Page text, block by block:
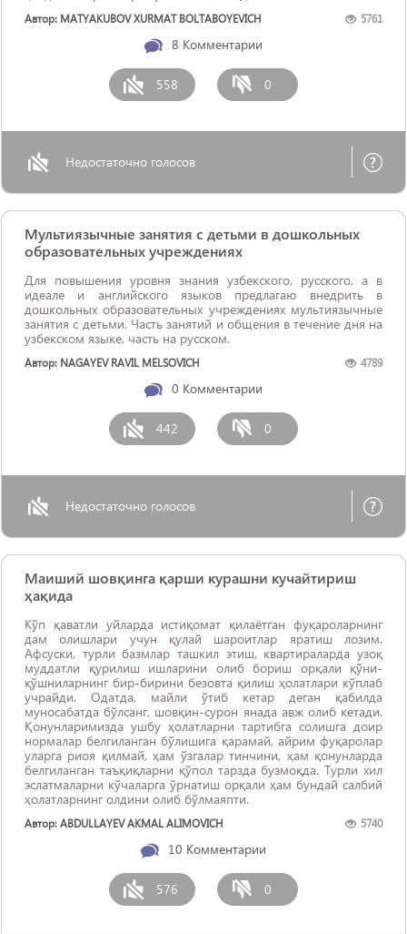
Автор: MATYAKUBOV XURMAT BOLTABOYEVICH 5761
8 Комментарии
558 0
Недостаточно голосов
Мультиязычные занятия с детьми в дошкольных
образовательных учреждениях
Для повышения уровня знания узбекского, русского, а в
идеале и английского языков предлагаю внедрить в
дошкольных образовательных учреждениях мультиязычные
занятия с детьми. Часть занятий и общения в течение дня на
узбекском языке, часть на русском.
Автор: NAGAYEV RAVIL MELSOVICH 4789
0 Комментарии
442 0
Недостаточно голосов
Маиший шовқинга қарши курашни кучайтириш
ҳақида
Кўп қаватли уйларда истиқомат қилаётган фуқароларнинг
дам олишлари учун қулай шароитлар яратиш лозим.
Афсуски, турли базмлар ташкил этиш, квартираларда узоқ
муддатли қурилиш ишларини олиб бориш орқали қўни-
қўшниларнинг бир-бирини безовта қилиш ҳолатлари кўплаб
учрайди. Одатда, майли ўтиб кетар деган қабилда
муносабатда бўлсанг, шовқин-сурон янада авж олиб кетади.
Қонунларимизда ушбу ҳолатларни тартибга солишга доир
нормалар белгиланган бўлишига қарамай, айрим фуқаролар
уларга риоя қилмай, ҳам ўзгалар тинчини, ҳам қонунларда
белгиланган таъқиқларни қўпол тарзда бузмоқда. Турли хил
эслатмаларни кўчаларга ўрнатиш орқали ҳам бундай салбий
ҳолатларнинг олдини олиб бўлмаяпти.
Автор: ABDULLAYEV AKMAL ALIMOVICH 5740
10 Комментарии
576 0